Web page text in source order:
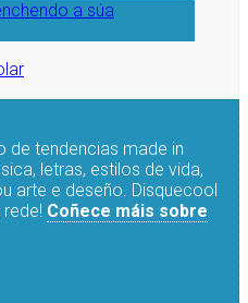
de tendencias made in
letras, estilos de vida,
arte e deseño. Disquecool
Coñece máis sobre